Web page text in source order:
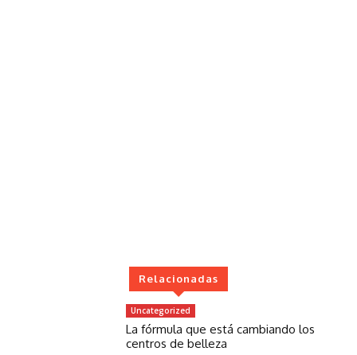
Relacionadas
Uncategorized
La fórmula que está cambiando los
centros de belleza